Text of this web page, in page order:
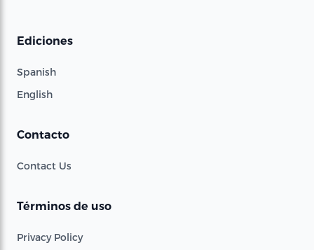
Ediciones
Spanish
English
Contacto
Contact Us
Términos de uso
Privacy Policy